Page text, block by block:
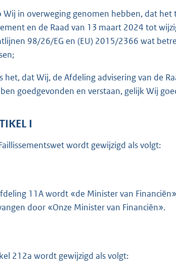
6
K
b
Wij in overweging genomen hebben, dat
en de Raad van 13 maart 2024 tot
98/26/EG en (EU) 2015/2366 wat
het, dat Wij, de Afdeling advisering van de
goedgevonden en verstaan, gelijk Wij
I
wordt gewijzigd als volgt:
11A wordt «de Minister van
door «Onze Minister van Financiën».
212a wordt gewijzigd als volgt: